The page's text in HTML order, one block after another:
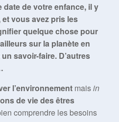
de votre enfance, il y
vous avez pris les
quelque chose pour
sur la planète en
savoir-faire. D’autres
l’environnement maisin
de vie des êtres
comprendre les besoins